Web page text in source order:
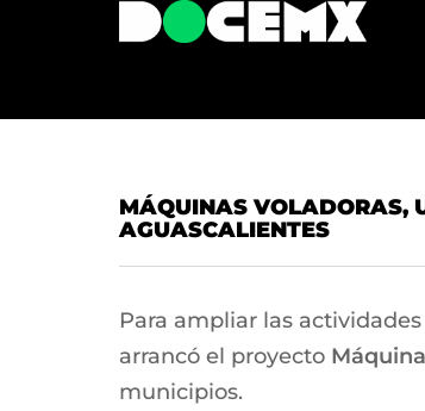
MÁQUINAS VOLADORAS,
AGUASCALIENTES
Para ampliar las
arrancó el proyecto
municipios.